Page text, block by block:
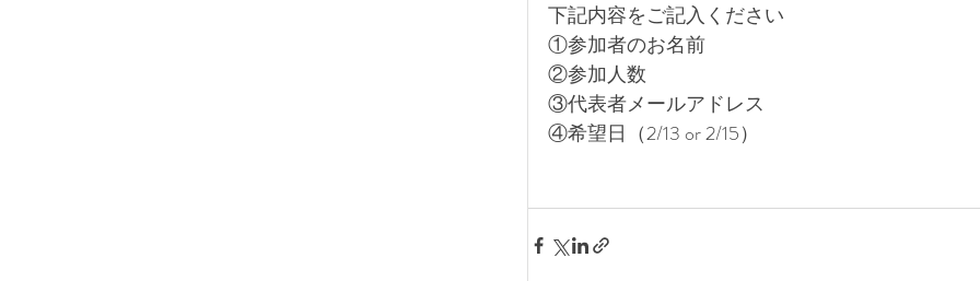
下記内容をご記入ください
①参加者のお名前
②参加人数
③代表者メールアドレス
④希望日（2/13 or 2/15）